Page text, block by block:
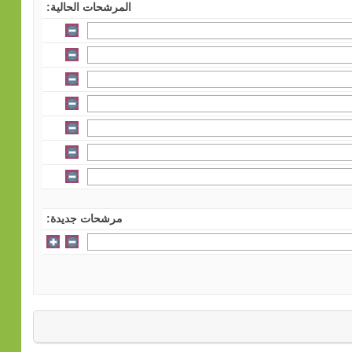
المرشحات الحالية:
مرشحات جديدة: